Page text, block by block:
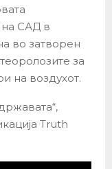
на САД в
во затворен
за
на воздухот.
Truth